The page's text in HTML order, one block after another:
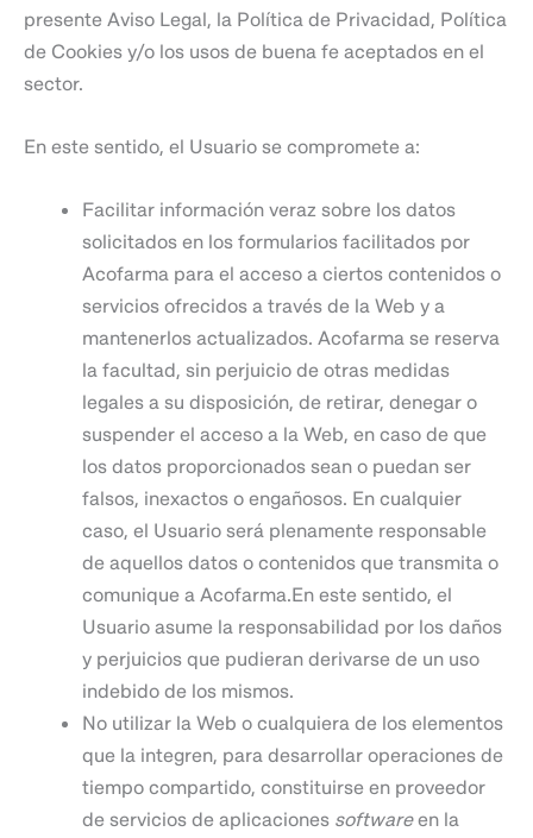
presente Aviso Legal, la Política de Privacidad, Política
de Cookies y/o los usos de buena fe aceptados en el
sector.
En este sentido, el Usuario se compromete a:
Facilitar información veraz sobre los datos
solicitados en los formularios facilitados por
Acofarma para el acceso a ciertos contenidos o
servicios ofrecidos a través de la Web y a
mantenerlos actualizados. Acofarma se reserva
la facultad, sin perjuicio de otras medidas
legales a su disposición, de retirar, denegar o
suspender el acceso a la Web, en caso de que
los datos proporcionados sean o puedan ser
falsos, inexactos o engañosos. En cualquier
caso, el Usuario será plenamente responsable
de aquellos datos o contenidos que transmita o
comunique a Acofarma.En este sentido, el
Usuario asume la responsabilidad por los daños
y perjuicios que pudieran derivarse de un uso
indebido de los mismos.
No utilizar la Web o cualquiera de los elementos
que la integren, para desarrollar operaciones de
tiempo compartido, constituirse en proveedor
de servicios de aplicaciones softwareen la